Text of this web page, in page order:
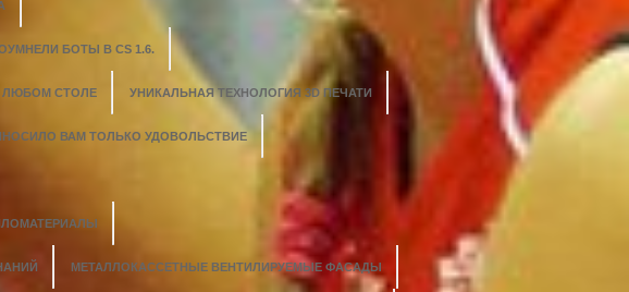
БОТЫ В CS 1.6.
ЛЮБОМ СТОЛЕ УНИКАЛЬНАЯ ТЕХНОЛОГИЯ 3D ПЕЧАТИ
ВАМ ТОЛЬКО УДОВОЛЬСТВИЕ
МЕТАЛЛОКАССЕТНЫЕ ВЕНТИЛИРУЕМЫЕ ФАСАДЫ